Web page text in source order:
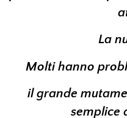
La
Molti hanno
il grande
semplice